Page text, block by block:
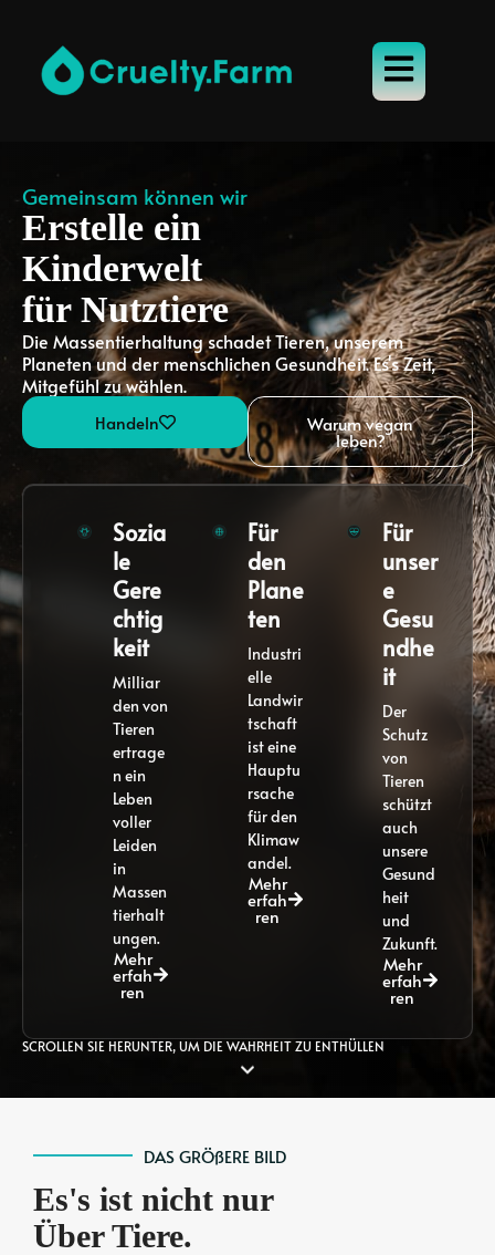
Gemeinsam können wir
Erstelle ein
Kinderwelt
für Nutztiere
Die Massentierhaltung schadet Tieren, unserem
Planeten und der menschlichen Gesundheit. Es's Zeit,
Mitgefühl zu wählen.
Handeln Warum vegan
leben?
Sozia
le
Gere
chtig
keit
Milliar
den von
Tieren
ertrage
n ein
Leben
voller
Leiden
in
Massen
tierhalt
ungen.
Mehr
erfah
ren
Für
den
Plane
ten
Industri
elle
Landwir
tschaft
ist eine
Hauptu
rsache
für den
Klimaw
andel.
Mehr
erfah
ren
Für
unser
e
Gesu
ndhe
it
Der
Schutz
von
Tieren
schützt
auch
unsere
Gesund
heit
und
Zukunft.
Mehr
erfah
ren
SCROLLEN SIE HERUNTER, UM DIE WAHRHEIT ZU ENTHÜLLEN
DAS GRÖßERE BILD
Es's ist nicht nur
Über Tiere.